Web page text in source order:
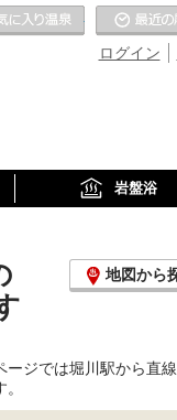
ログイン
お気に入りの
岩盤浴
地図から
ジでは堀川駅から直